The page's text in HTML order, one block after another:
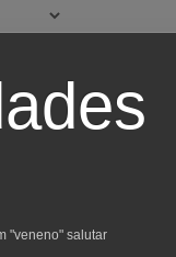
"veneno" salutar